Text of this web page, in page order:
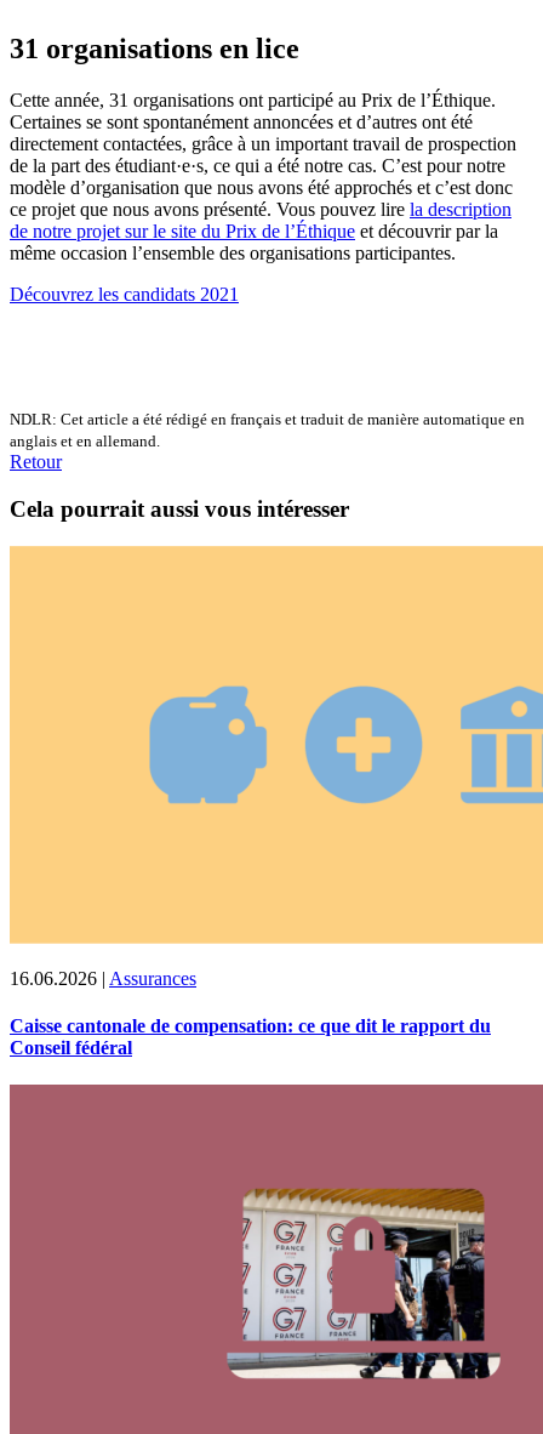
31 organisations en lice
Cette année, 31 organisations ont participé au Prix de l’Éthique.
Certaines se sont spontanément annoncées et d’autres ont été
directement contactées, grâce à un important travail de prospection
de la part des étudiant·e·s, ce qui a été notre cas. C’est pour notre
modèle d’organisation que nous avons été approchés et c’est donc
ce projet que nous avons présenté. Vous pouvez lire la description
de notre projet sur le site du Prix de l’Éthique et découvrir par la
même occasion l’ensemble des organisations participantes.
Découvrez les candidats 2021
NDLR: Cet article a été rédigé en français et traduit de manière automatique en
anglais et en allemand.
Retour
Cela pourrait aussi vous intéresser
16.06.2026 | Assurances
Caisse cantonale de compensation: ce que dit le rapport du
Conseil fédéral